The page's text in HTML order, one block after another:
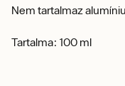
Nem tartalmaz
Tartalma: 100 ml